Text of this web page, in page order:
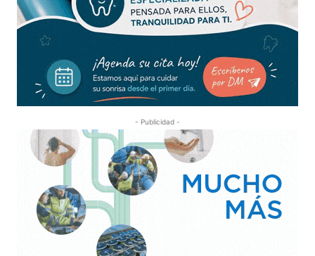
- Publicidad -